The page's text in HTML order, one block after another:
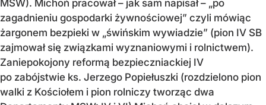
MSW). Michoń pracował – jak sam napisał – „po
zagadnieniu gospodarki żywnościowej” czyli mówiąc
żargonem bezpieki w „świńskim wywiadzie” (pion IV SB
zajmował się związkami wyznaniowymi i rolnictwem).
Zaniepokojony reformą bezpieczniackiej IV
po zabójstwie ks. Jerzego Popiełuszki (rozdzielono pion
walki z Kościołem i pion rolniczy tworząc dwa